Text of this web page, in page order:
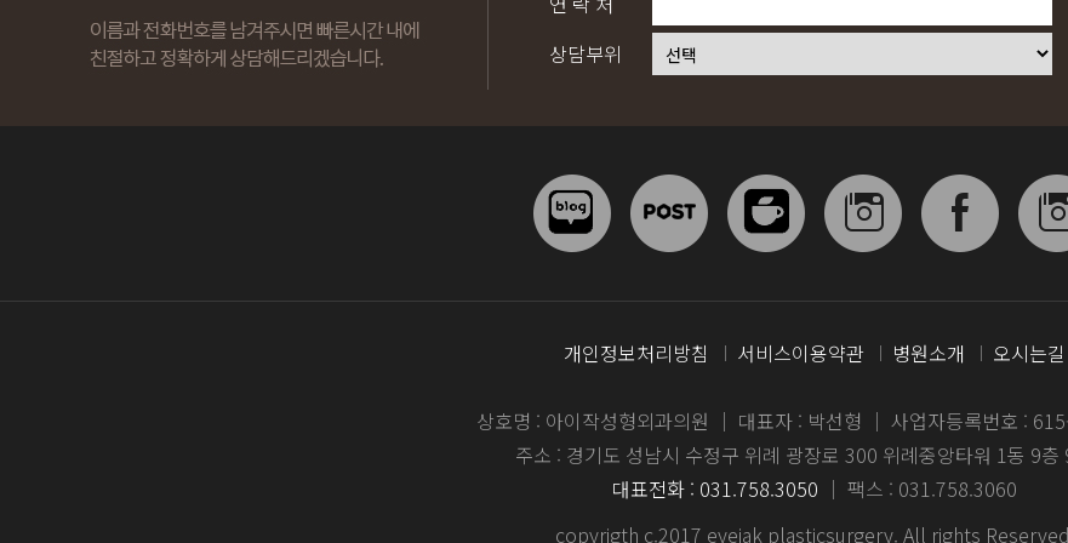
상담부위
개인정보처리방침 서비스이용약관 병원소개 오시는길
상호명 : 아이작성형외과의원 ｜ 대표자 : 박선형 ｜ 사업자등록번호 :
주소 : 경기도 성남시 수정구 위례 광장로 300 위례중앙타워 1동 9층
대표전화 : 031.758.3050 ｜ 팩스 : 031.758.3060
copyrigth c.2017 eyejak plasticsurgery. All rights